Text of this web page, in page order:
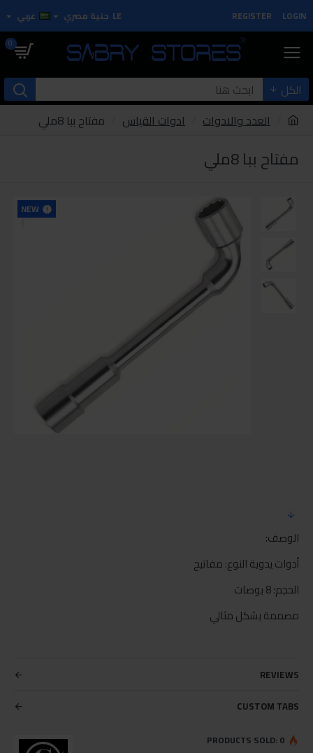
LOGIN
REGISTER
LE جنية مصري عربي
0
الكل
العدد والادوات
ادوات القياس مفتاح ببا 8ملي
مفتاح ببا 8ملي
NEW
الوصف:
أدوات يدوية النوع: مفاتيح
الحجم؛ 8 بوصات
مصممة بشكل مثالي
REVIEWS
CUSTOM TABS
PRODUCTS SOLD: 0